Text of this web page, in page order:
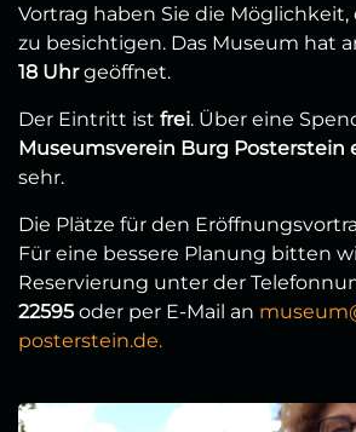
Vortrag haben Sie die
zu besichtigen. Das Museum hat
18 Uhrgeöffnet.
Der Eintritt ist frei. Über eine
Museumsverein Burg Posterstein
sehr.
Die Plätze für den
Für eine bessere Planung bitten
Reservierung unter der
22595 oder per E-Mail an
posterstein.de.